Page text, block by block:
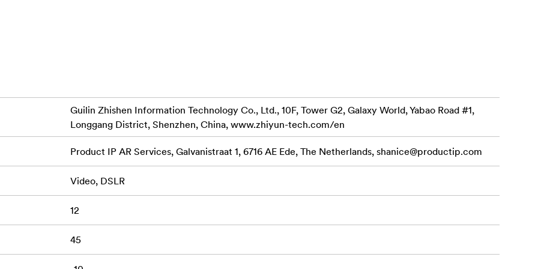
obturatorului prin Bluetooth cu camerele mainstream. Puteți
suportă reglaje multiple și include funcții încorporate, cum ar fi timelaps
a vă ajuta în fiecare sesiune de filmare.
Guilin Zhishen Information Technology Co., Ltd., 10F, Tower G2, Galaxy World, Yabao Road #1,
Longgang District, Shenzhen, China, www.zhiyun-tech.com/en
Product IP AR Services, Galvanistraat 1, 6716 AE Ede, The Netherlands, shanice@productip.com
Video, DSLR
12
45